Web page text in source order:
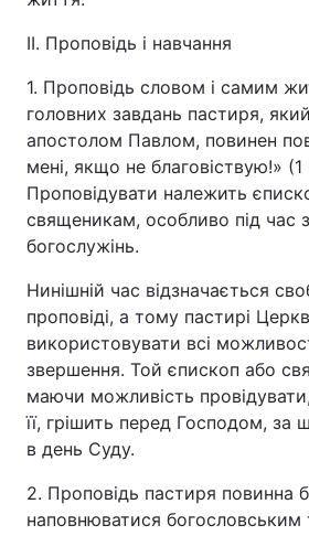
ІІ. Проповідь і навчання
1. Проповідь словом і самим
головних завдань пастиря,
апостолом Павлом, повинен
мені, якщо не благовіствую!» (1
Проповідувати належить
священикам, особливо під час
богослужінь.
Нинішній час відзначається
проповіді, а тому пастирі
використовувати всі
звершення. Той єпископ або
маючи можливість
її, грішить перед Господом, за
в день Суду.
2. Проповідь пастиря повинна
наповнюватися